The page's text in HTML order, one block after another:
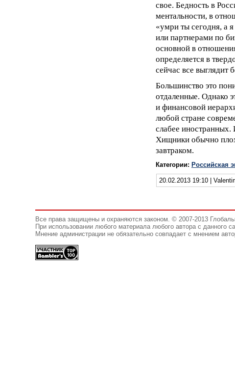
свое. Бедность в
ментальности, в
«умри ты сегодня, а
или партнерами по
основной в
определяется в
сейчас все выглядит
Большинство это
отдаленные. Однако
и финансовой
любой стране
слабее иностранных.
Хищники обычно
завтраком.
Категории: Российская
20.02.2013 19:10 |
Все права защищены и охраняются законом. © 2007-2013
При использовании любого материала любого автора с данного
Мнение администрации не обязательно совпадает с мнением